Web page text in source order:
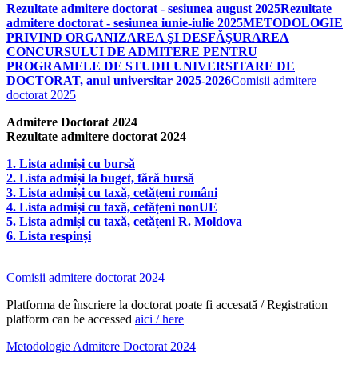
Rezultate admitere doctorat - sesiunea august 2025Rezultate
admitere doctorat - sesiunea iunie-iulie 2025METODOLOGIE
PRIVIND ORGANIZAREA ŞI DESFĂŞURAREA
CONCURSULUI DE ADMITERE PENTRU
PROGRAMELE DE STUDII UNIVERSITARE DE
DOCTORAT, anul universitar 2025-2026Comisii admitere
doctorat 2025
Admitere Doctorat 2024
Rezultate admitere doctorat 2024
1. Lista admiși cu bursă
2. Lista admiși la buget, fără bursă
3. Lista admiși cu taxă, cetățeni români
4. Lista admiși cu taxă, cetățeni nonUE
5. Lista admiși cu taxă, cetățeni R. Moldova
6. Lista respinși
Comisii admitere doctorat 2024
Platforma de înscriere la doctorat poate fi accesată / Registration
platform can be accessed aici / here
Metodologie Admitere Doctorat 2024